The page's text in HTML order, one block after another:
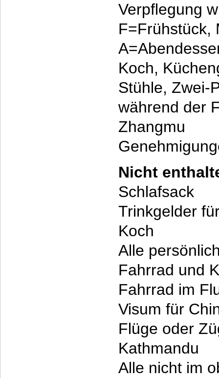
Verpflegung
F=Frühstück,
Koch,
Stühle, Zwei-
während der
Zhangmu
Nicht
Schlafsack
Trinkgelder
Koch
Alle
Fahrrad und
Fahrrad im
Visum für
Flüge oder
Kathmandu
Alle nicht im